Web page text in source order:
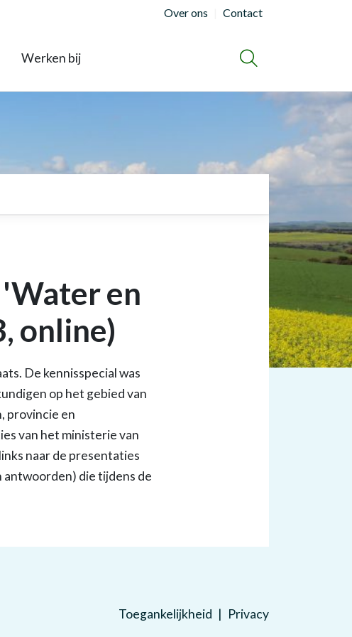
Over ons Contact
Werken bij ZOEKEN
en
online)
De kennisspecial was
op het gebied van
provincie en
van het ministerie van
naar de presentaties
antwoorden) die tijdens de
Toegankelijkheid Privacy